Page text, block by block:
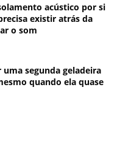
acústico por si
existir atrás da
o som
segunda geladeira
quando ela quase